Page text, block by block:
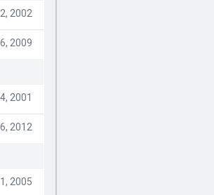
2002
2009
2001
2012
2005